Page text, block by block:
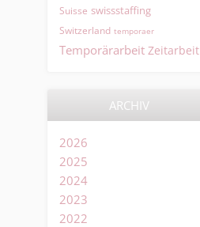
Suisse swissstaffing
Switzerland temporaer
Temporärarbeit Zeitarbeit
ARCHIV
2026
2025
2024
2023
2022